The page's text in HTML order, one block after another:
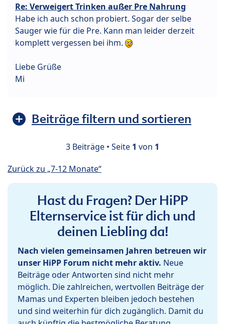
Re: Verweigert Trinken außer Pre Nahrung
Habe ich auch schon probiert. Sogar der selbe
Sauger wie für die Pre. Kann man leider derzeit
komplett vergessen bei ihm.
Liebe Grüße
Mi
Beiträge filtern und sortieren
3 Beiträge • Seite 1 von 1
Zurück zu „7-12 Monate“
Hast du Fragen? Der HiPP
Elternservice ist für dich und
deinen Liebling da!
Nach vielen gemeinsamen Jahren betreuen wir
unser HiPP Forum nicht mehr aktiv. Neue
Beiträge oder Antworten sind nicht mehr
möglich. Die zahlreichen, wertvollen Beiträge der
Mamas und Experten bleiben jedoch bestehen
und sind weiterhin für dich zugänglich. Damit du